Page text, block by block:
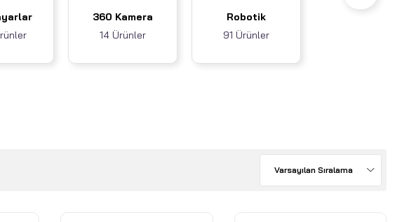
360 Kamera
14 Ürünler
Robotik
91 Ürünler
Varsayılan Sıralama